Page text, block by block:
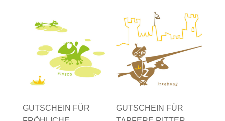
GUTSCHEIN FÜR
GUTSCHEIN FÜR